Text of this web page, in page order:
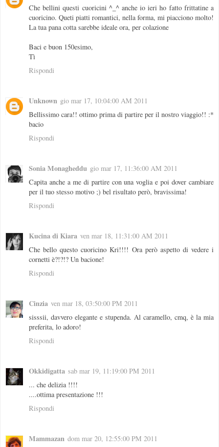
Che bellini questi cuoricini ^_^ anche io ieri ho fatto frittatine a
cuoricino. Queti piatti romantici, nella forma, mi piacciono molto!
La tua pana cotta sarebbe ideale ora, per colazione
Baci e buon 150esimo,
Tì
Rispondi
Unknown gio mar 17, 10:04:00 AM 2011
Bellissimo cara!! ottimo prima di partire per il nostro viaggio!! :*
bacio
Rispondi
Sonia Monagheddu gio mar 17, 11:36:00 AM 2011
Capita anche a me di partire con una voglia e poi dover cambiare
per il tuo stesso motivo ;) bel risultato però, bravissima!
Rispondi
Kucina di Kiara ven mar 18, 11:31:00 AM 2011
Che bello questo cuoricino Kri!!!! Ora però aspetto di vedere i
cornetti è?!?!? Un bacione!
Rispondi
Cinzia ven mar 18, 03:50:00 PM 2011
sisssii, davvero elegante e stupenda. Al caramello, cmq, è la mia
preferita, lo adoro!
Rispondi
Okkidigatta sab mar 19, 11:19:00 PM 2011
... che delizia !!!!
....ottima presentazione !!!
Rispondi
Mammazan dom mar 20, 12:55:00 PM 2011